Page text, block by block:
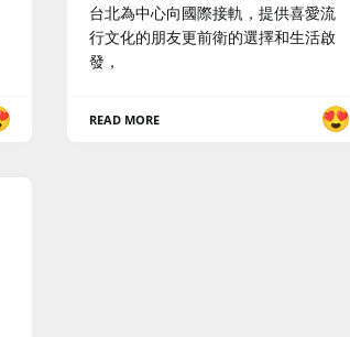
台北為中心向國際接軌，提供喜愛流
行文化的朋友更前衛的選擇和生活啟
發，
READ MORE